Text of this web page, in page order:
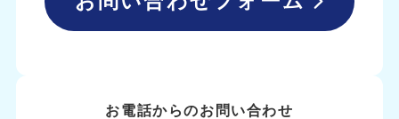
お電話からのお問い合わせ